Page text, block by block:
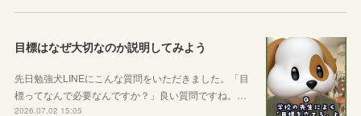
目標はなぜ大切なのか説明してみよう
先日勉強犬LINEにこんな質問をいただきました。「目
標ってなんで必要なんですか？」良い質問ですね。…
2026.07.02 15:05